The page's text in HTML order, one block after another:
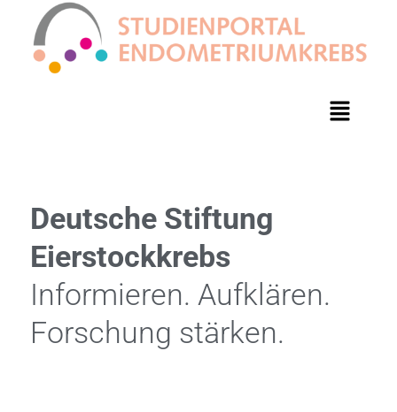
Deutsche Stiftung
Eierstockkrebs
Informieren. Aufklären.
Forschung stärken.